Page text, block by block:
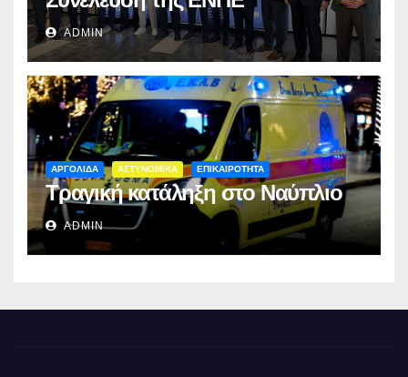
ADMIN
ΑΡΓΟΛΙΔΑ ΑΣΤΥΝΟΜΙΚΑ ΕΠΙΚΑΙΡΟΤΗΤΑ
Τραγική κατάληξη στο Ναύπλιο
ADMIN